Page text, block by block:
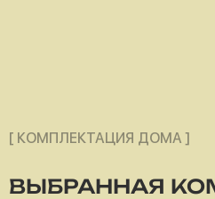
[ КОМПЛЕКТАЦИЯ ДОМА ]
ВЫБРАННАЯ